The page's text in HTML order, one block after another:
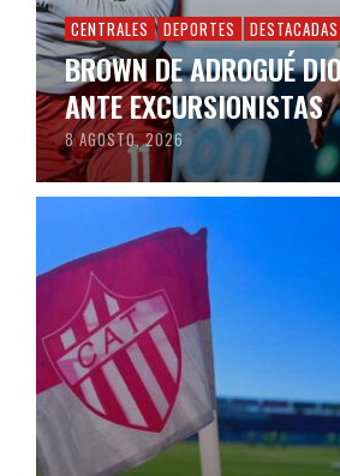
CENTRALES DEPORTES DESTACADAS
BROWN DE ADROGUÉ
ANTE EXCURSIONISTAS
8 AGOSTO, 2026